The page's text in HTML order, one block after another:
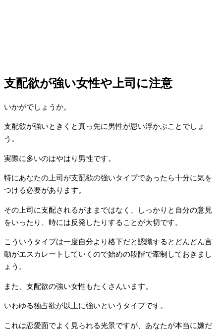
支配欲が強い女性や上司に注意
いかがでしょうか。
支配欲が強いときくと真っ先に男性が思い浮かぶことでしょ
う。
実際に多いのはやはり男性です。
特にあなたの上司が支配欲の強いタイプであったら十分に気を
つける必要があります。
その上司に支配されるがままではなく、しっかりと自分の意見
をいったり、時には反発したりすることが大切です。
こういうタイプは一度自分より格下だと認識するとどんどん言
動がエスカレートしていくので始めの段階で牽制しておきまし
ょう。
また、支配欲の強い女性もたくさんいます。
いわゆる独占欲が以上に強いというタイプです。
これは恋愛面でよく見られる光景ですが、あなたが本当に嫌だ